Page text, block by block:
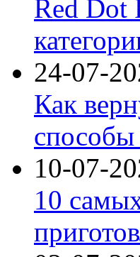
Red Dot
24-07-
Как
способы
10-07-
10